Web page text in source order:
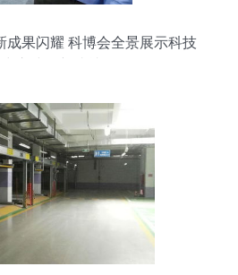
成果闪耀 科博会全景展示科技